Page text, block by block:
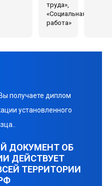
труда»,
«Социальная
работа»
получаете диплом
установленного
ДОКУМЕНТ ОБ
ДЕЙСТВУЕТ
ТЕРРИТОРИИ